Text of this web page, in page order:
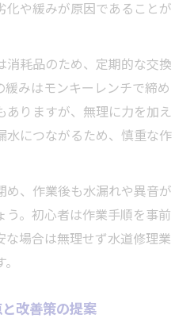
化や緩みが原因であることが
消耗品のため、定期的な交換
緩みはモンキーレンチで締め
りますが、無理に力を加え
水につながるため、慎重な作
め、作業後も水漏れや異音が
う。初心者は作業手順を事前
な場合は無理せず水道修理業
改善策の提案